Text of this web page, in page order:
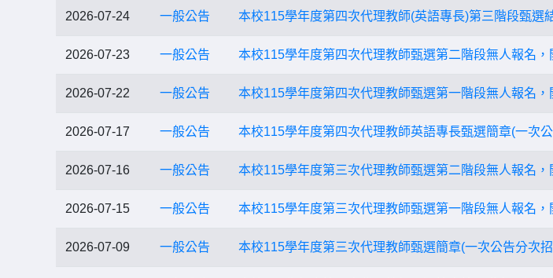
2026-07-24 一般公告 本校115學年度第四次代理教師(英語專長)第三階段甄選
2026-07-23 一般公告 本校115學年度第四次代理教師甄選第二階段無人報名
2026-07-22 一般公告 本校115學年度第四次代理教師甄選第一階段無人報名
2026-07-17 一般公告 本校115學年度第四次代理教師英語專長甄選簡章(一次
2026-07-16 一般公告 本校115學年度第三次代理教師甄選第二階段無人報名
2026-07-15 一般公告 本校115學年度第三次代理教師甄選第一階段無人報名
2026-07-09 一般公告 本校115學年度第三次代理教師甄選簡章(一次公告分次